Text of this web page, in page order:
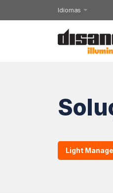
Idiomas
Light